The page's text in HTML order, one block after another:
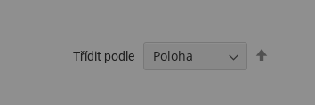
Třídit podle